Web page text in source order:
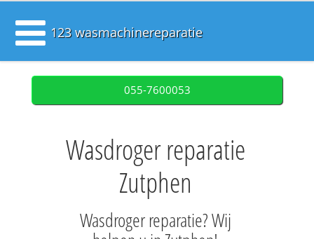
123 wasmachinereparatie
055-7600053
Wasdroger reparatie
Zutphen
Wasdroger reparatie? Wij